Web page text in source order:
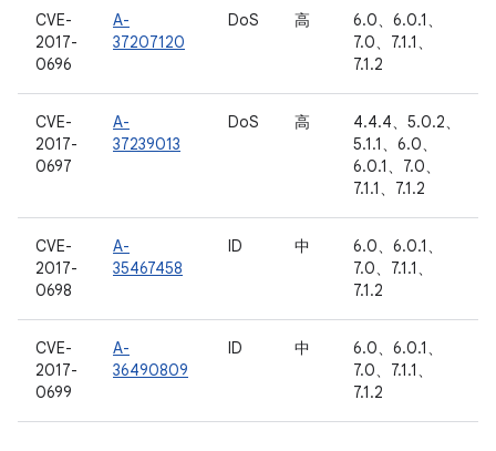
CVE-
2017-
0696
A-
37207120
DoS 高
6.0、6.0.1、
7.0、7.1.1、
7.1.2
CVE-
2017-
0697
A-
37239013
DoS 高
4.4.4、5.0.2、
5.1.1、6.0、
6.0.1、7.0、
7.1.1、7.1.2
CVE-
2017-
0698
A-
35467458
ID 中
6.0、6.0.1、
7.0、7.1.1、
7.1.2
CVE-
2017-
0699
A-
36490809
ID 中
6.0、6.0.1、
7.0、7.1.1、
7.1.2